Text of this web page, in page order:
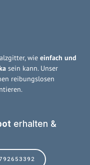
wie einfach und
sein kann. Unser
reibungslosen
erhalten &